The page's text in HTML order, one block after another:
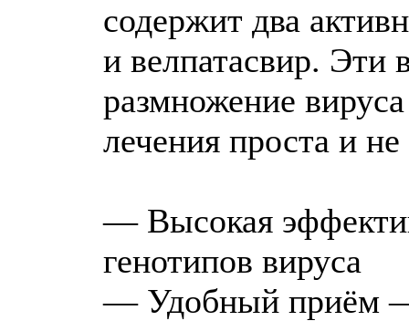
содержит два
и велпатасвир. Эти
размножение
лечения проста и
— Высокая
генотипов вируса
— Удобный приём —